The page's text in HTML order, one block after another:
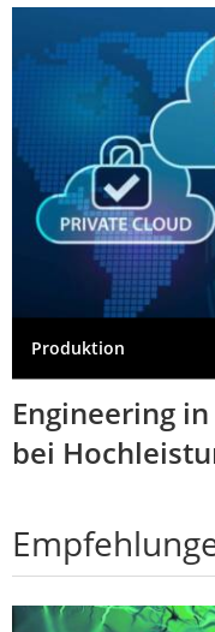
Produktion
Engineering
bei